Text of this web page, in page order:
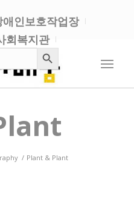
애인보호작업장
회복지관
검색 버튼
/ Plant & Plant